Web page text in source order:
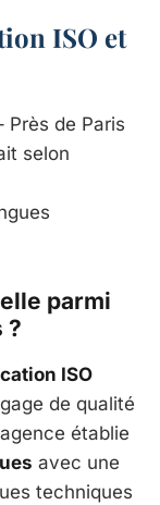
ISO et
Près de Paris
selon
parmi
?
ISO
de qualité
établie
avec une
techniques